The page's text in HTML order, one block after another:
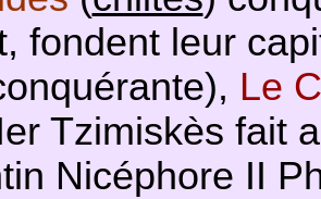
fondent leur
Le
Tzimiskès fait
Nicéphore II